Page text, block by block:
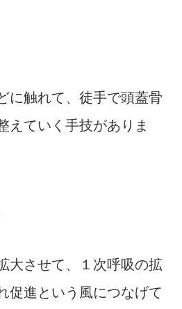
に触れて、徒手で頭蓋骨
えていく手技がありま
大させて、１次呼吸の拡
促進という風につなげて